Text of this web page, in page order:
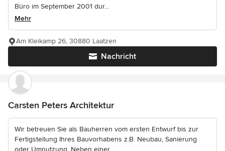
Büro im September 2001 dur...
Mehr
Nachricht
Am Kleikamp 26, 30880 Laatzen
Carsten Peters Architektur
Wir betreuen Sie als Bauherren vom ersten Entwurf bis zur
Fertigstellung Ihres Bauvorhabens z.B. Neubau, Sanierung